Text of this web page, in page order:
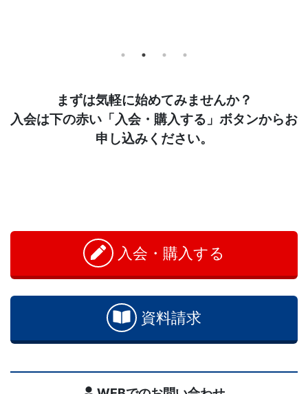
まずは気軽に始めてみませんか？
入会は下の赤い「入会・購入する」ボタンからお
申し込みください。
入会・購入する
資料請求